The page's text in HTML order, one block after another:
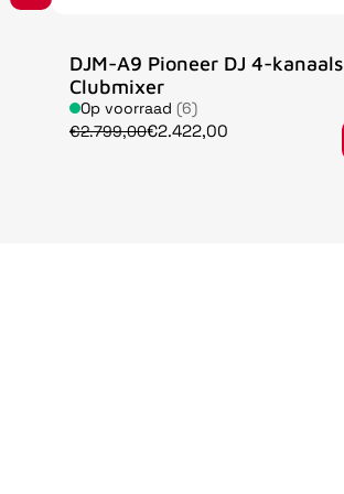
DJM-A9 Pioneer DJ 4-kanaals
Clubmixer
Op voorraad (6)
€2.799,00€2.422,00